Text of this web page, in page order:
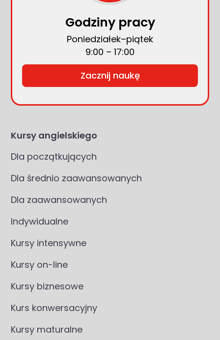
Kursy angielskiego
Dla początkujących
Dla średnio zaawansowanych
Dla zaawansowanych
Indywidualne
Kursy intensywne
Kursy on-line
Kursy biznesowe
Kurs konwersacyjny
Kursy maturalne
Godziny pracy
Poniedziałek–piątek
9:00 – 17:00
Zacznij naukę